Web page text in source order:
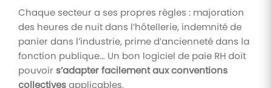
Chaque secteur a ses propres règles : majoration
des heures de nuit dans l’hôtellerie, indemnité de
panier dans l’industrie, prime d’ancienneté dans la
fonction publique… Un bon logiciel de paie RH doit
pouvoirs’adapter facilement aux conventions
collectivesapplicables.